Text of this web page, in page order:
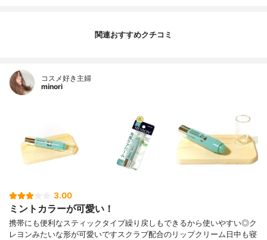
関連おすすめクチコミ
コスメ好き主婦
minori
3.00
ミントカラーが可愛い！
携帯にも便利なスティックタイプ繰り戻しもできるから使いやすい◎ク
レヨンみたいな形が可愛いですスクラブ配合のリップクリーム日中も寝